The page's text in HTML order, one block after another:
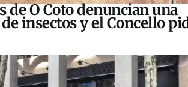
de O Coto denuncian una
de insectos y el Concello